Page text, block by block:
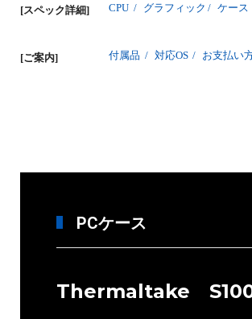
[スペック詳細] CPU / グラフィック / ケース
[ご案内] 付属品 / 対応OS / お支払い
PCケース
Thermaltake